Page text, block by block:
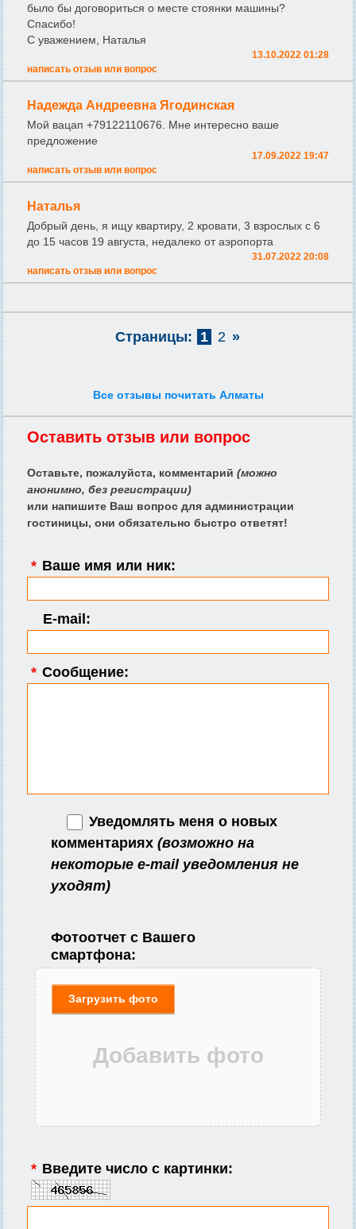
было бы договориться о месте стоянки машины?
Спасибо!
С уважением, Наталья
13.10.2022 01:28
написать отзыв или вопрос
Надежда Андреевна Ягодинская
Мой вацап +79122110676. Мне интересно ваше
предложение
17.09.2022 19:47
написать отзыв или вопрос
Наталья
Добрый день, я ищу квартиру, 2 кровати, 3 взрослых с 6
до 15 часов 19 августа, недалеко от аэропорта
31.07.2022 20:08
написать отзыв или вопрос
Страницы: 1 2 »
Все отзывы почитать Алматы
Оставить отзыв или вопрос
Оставьте, пожалуйста, комментарий (можно
анонимно, без регистрации)
или напишите Ваш вопрос для администрации
гостиницы, они обязательно быстро ответят!
* Ваше имя или ник:
E-mail:
* Сообщение:
Уведомлять меня о новых
комментариях (возможно на
некоторые e-mail уведомления не
уходят)
Фотоотчет с Вашего
смартфона:
Загрузить фото
* Введите число с картинки: